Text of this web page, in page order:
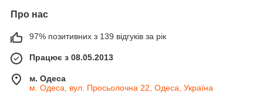
Про нас
97% позитивних з 139 відгуків за рік
Працює з 08.05.2013
м. Одеса
м. Одеса, вул. Просьолочна 22, Одеса, Україна